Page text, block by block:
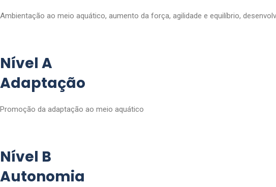
Ambientação ao meio aquático, aumento da força, agilidade e equilíbrio,
Nível A
Adaptação
Promoção da adaptação ao meio aquático
Nível B
Autonomia